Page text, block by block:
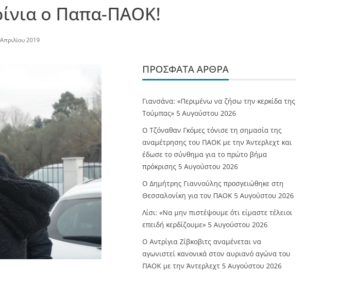
ο Παπα-ΠΑΟΚ!
2019
ΠΡΌΣΦΑΤΑ ΆΡΘΡΑ
Γιανσάνα: «Περιμένω να ζήσω την κερκίδα της
Τούμπας» 5 Αυγούστου 2026
Ο Τζόναθαν Γκόμες τόνισε τη σημασία της
αναμέτρησης του ΠΑΟΚ με την Άντερλεχτ και
έδωσε το σύνθημα για το πρώτο βήμα
πρόκρισης 5 Αυγούστου 2026
Ο Δημήτρης Γιαννούλης προσγειώθηκε στη
Θεσσαλονίκη για τον ΠΑΟΚ 5 Αυγούστου 2026
Λίσι: «Να μην πιστέψουμε ότι είμαστε τέλειοι
επειδή κερδίζουμε» 5 Αυγούστου 2026
Ο Αντρίγια Ζίβκοβιτς αναμένεται να
αγωνιστεί κανονικά στον αυριανό αγώνα του
ΠΑΟΚ με την Άντερλεχτ 5 Αυγούστου 2026